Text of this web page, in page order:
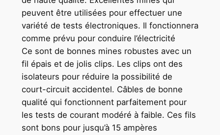
peuvent être utilisées pour effectuer une
variété de tests électroniques. Il fonctionnera
comme prévu pour conduire l’électricité
Ce sont de bonnes mines robustes avec un
fil épais et de jolis clips. Les clips ont des
isolateurs pour réduire la possibilité de
court-circuit accidentel. Câbles de bonne
qualité qui fonctionnent parfaitement pour
les tests de courant modéré à faible. Ces fils
sont bons pour jusqu’à 15 ampères